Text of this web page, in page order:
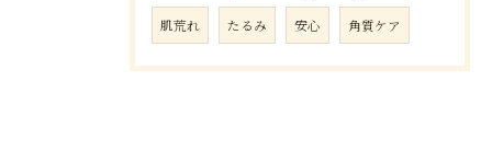
肌荒れ たるみ 安心 角質ケア